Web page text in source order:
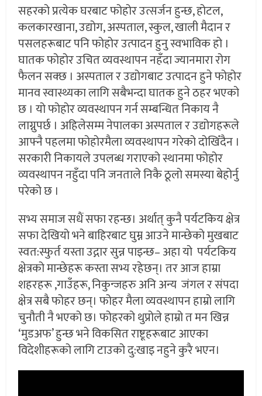
सहरको प्रत्येक घरबाट फोहोर उत्सर्जन हुन्छ, होटल,
कलकारखाना, उद्योग, अस्पताल, स्कुल, खाली मैदान र
पसलहरूबाट पनि फोहोर उत्पादन हुनु स्वभाविक हो ।
घातक फोहोर उचित व्यवस्थापन नहँदा ज्यानमारा रोग
फैलन सक्छ । अस्पताल र उद्योगबाट उत्पादन हुने फोहोर
मानव स्वास्थ्यका लागि सबैभन्दा घातक हुने ठहर भएको
छ । यो फोहोर व्यवस्थापन गर्न सम्बन्धित निकाय नै
लाग्नुपर्छ । अहिलेसम्म नेपालका अस्पताल र उद्योगहरूले
आफ्नै पहलमा फोहोरमैला व्यवस्थापन गरेको दोखिँदैन ।
सरकारी निकायले उपलब्ध गराएको स्थानमा फोहोर
व्यवस्थापन नहुँदा पनि जनताले निकै ठूलो समस्या बेहोर्नु
परेको छ ।
सभ्य समाज सधैं सफा रहन्छ। अर्थात् कुनै पर्यटकिय क्षेत्र
सफा देखियो भने बाहिरबाट घुम्न आउने मान्छेको मुखबाट
स्वत:स्फुर्त यस्ता उद्गार सुन्न पाइन्छ– अहा यो पर्यटकिय
क्षेत्रको मान्छेहरू कस्ता सभ्य रहेछन्। तर आज हाम्रा
शहरहरू ,गाउँहरू, निकुन्जहरु अनि अन्य जंगल र संपदा
क्षेत्र सबै फोहर छन्। फोहर मैला व्यवस्थापन हाम्रो लागि
चुनौती नै भएको छ। फोहरको थुप्रोले हाम्रो त मन खिन्न
‘मुडअफ’ हुन्छ भने विकसित राष्टूहरूबाट आएका
विदेशीहरूको लागि टाउको दु:खाइ नहुने कुरै भएन।